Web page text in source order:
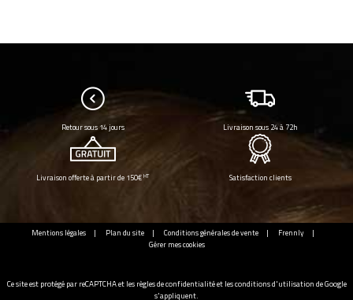
Retour sous 14 jours Livraison sous 24 à 72h
Livraison offerte à partir de 150€HT Satisfaction clients
Mentions légales Plan du site Conditions générales de vente
Frennly
Gérer mes cookies
Ce site est protégé par reCAPTCHA et les règles de confidentialitéet lesconditions d'utilisation de Google
s'appliquent.